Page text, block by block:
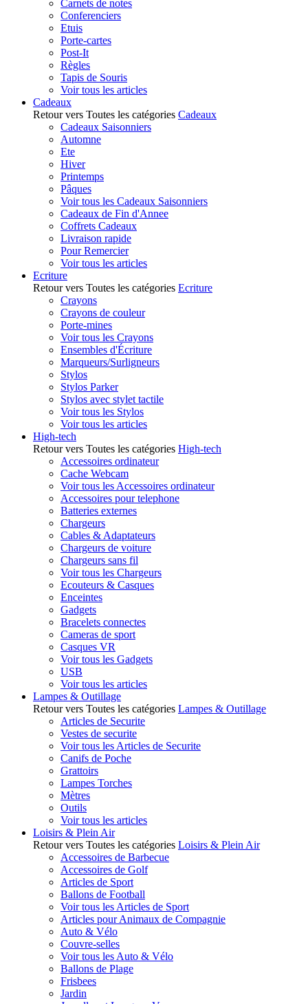
Carnets de notes
Conferenciers
Etuis
Porte-cartes
Post-It
Règles
Tapis de Souris
Voir tous les articles
Cadeaux
Retour vers Toutes les catégories Cadeaux
Cadeaux Saisonniers
Automne
Ete
Hiver
Printemps
Pâques
Voir tous les Cadeaux Saisonniers
Cadeaux de Fin d'Annee
Coffrets Cadeaux
Livraison rapide
Pour Remercier
Voir tous les articles
Ecriture
Retour vers Toutes les catégories Ecriture
Crayons
Crayons de couleur
Porte-mines
Voir tous les Crayons
Ensembles d'Écriture
Marqueurs/Surligneurs
Stylos
Stylos Parker
Stylos avec stylet tactile
Voir tous les Stylos
Voir tous les articles
High-tech
Retour vers Toutes les catégories High-tech
Accessoires ordinateur
Cache Webcam
Voir tous les Accessoires ordinateur
Accessoires pour telephone
Batteries externes
Chargeurs
Cables & Adaptateurs
Chargeurs de voiture
Chargeurs sans fil
Voir tous les Chargeurs
Ecouteurs & Casques
Enceintes
Gadgets
Bracelets connectes
Cameras de sport
Casques VR
Voir tous les Gadgets
USB
Voir tous les articles
Lampes & Outillage
Retour vers Toutes les catégories Lampes & Outillage
Articles de Securite
Vestes de securite
Voir tous les Articles de Securite
Canifs de Poche
Grattoirs
Lampes Torches
Mètres
Outils
Voir tous les articles
Loisirs & Plein Air
Retour vers Toutes les catégories Loisirs & Plein Air
Accessoires de Barbecue
Accessoires de Golf
Articles de Sport
Ballons de Football
Voir tous les Articles de Sport
Articles pour Animaux de Compagnie
Auto & Vélo
Couvre-selles
Voir tous les Auto & Vélo
Ballons de Plage
Frisbees
Jardin